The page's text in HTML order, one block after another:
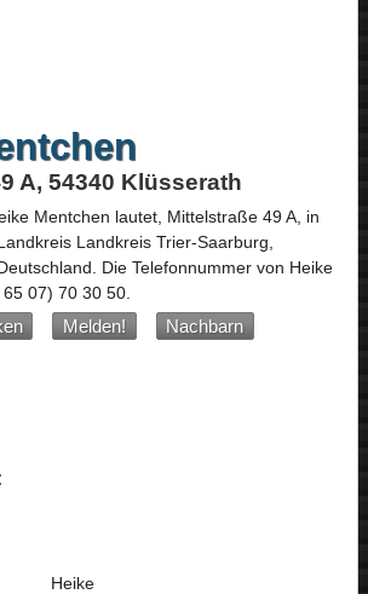
A, 54340 Klüsserath
Mentchen lautet, Mittelstraße 49 A, in
Landkreis Trier-Saarburg,
. Die Telefonnummer von Heike
65 07) 70 30 50.
Melden!
Nachbarn
Heike